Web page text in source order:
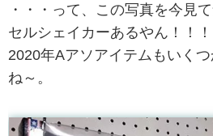
・・・って、この写真を今見
セルシェイカーあるやん！！！
2020年Aアソアイテムもいく
ね～。